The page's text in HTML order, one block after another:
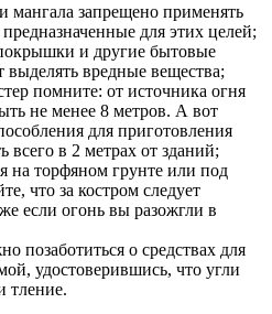
мангала запрещено применять
для этих целей;
и другие бытовые
выделять вредные вещества;
помните: от источника огня
не менее 8 метров. А вот
для приготовления
в 2 метрах от зданий;
на торфяном грунте или под
что за костром следует
если огонь вы разожгли в
позаботиться о средствах для
удостоверившись, что угли
тление.